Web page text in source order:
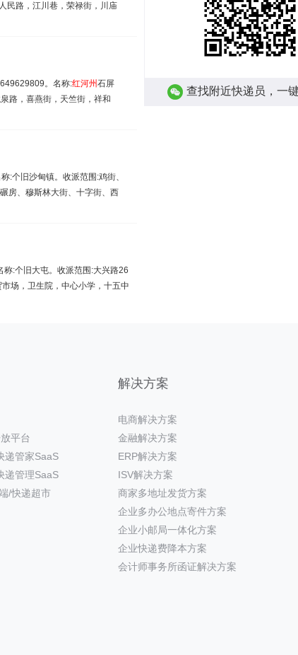
民路，江川巷，荣禄街，川庙
。名称:红河州石屏
路，喜燕街，天竺街，祥和
:个旧沙甸镇。收派范围:鸡街、
房、穆斯林大街、十字街、西
:个旧大屯。收派范围:大兴路26
场，卫生院，中心小学，十五中
查找附近快递员，一
平台
递管家SaaS
递管理SaaS
/快递超市
解决方案
电商解决方案
金融解决方案
ERP解决方案
ISV解决方案
商家多地址发货方案
企业多办公地点寄件方案
企业小邮局一体化方案
企业快递费降本方案
会计师事务所函证解决方案